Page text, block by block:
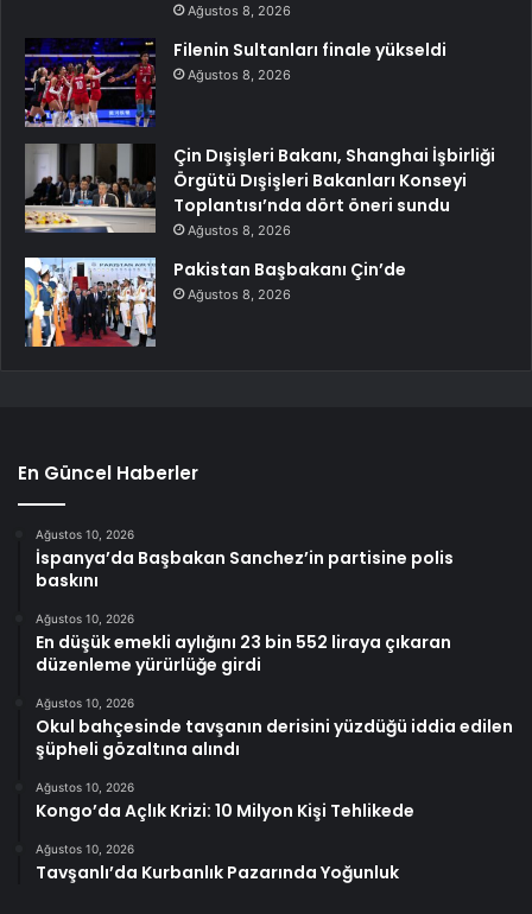
Ağustos 8, 2026
Filenin Sultanları finale yükseldi
Ağustos 8, 2026
Çin Dışişleri Bakanı, Shanghai İşbirliği
Örgütü Dışişleri Bakanları Konseyi
Toplantısı’nda dört öneri sundu
Ağustos 8, 2026
Pakistan Başbakanı Çin’de
Ağustos 8, 2026
En Güncel Haberler
Ağustos 10, 2026
İspanya’da Başbakan Sanchez’in partisine polis
baskını
Ağustos 10, 2026
En düşük emekli aylığını 23 bin 552 liraya çıkaran
düzenleme yürürlüğe girdi
Ağustos 10, 2026
Okul bahçesinde tavşanın derisini yüzdüğü iddia edilen
şüpheli gözaltına alındı
Ağustos 10, 2026
Kongo’da Açlık Krizi: 10 Milyon Kişi Tehlikede
Ağustos 10, 2026
Tavşanlı’da Kurbanlık Pazarında Yoğunluk